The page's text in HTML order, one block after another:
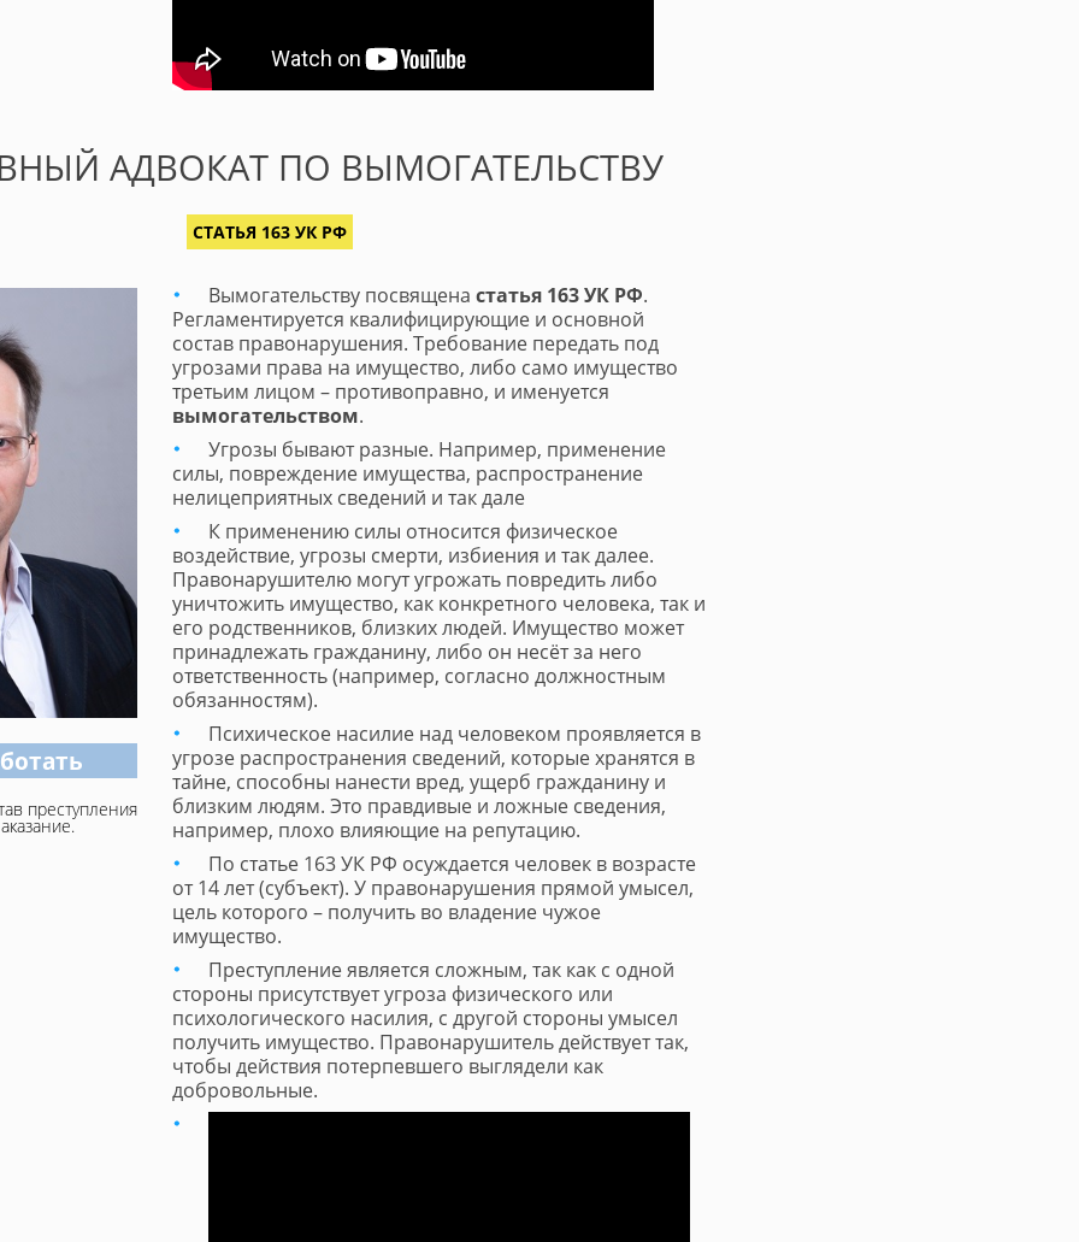
АДВОКАТ ПО ВЫМОГАТЕЛЬСТВУ
СТАТЬЯ 163 УК РФ
преступления
Вымогательству посвящена статья 163 УК РФ.
Регламентируется квалифицирующие и основной
состав правонарушения. Требование передать под
угрозами права на имущество, либо само имущество
третьим лицом – противоправно, и именуется
вымогательством.
Угрозы бывают разные. Например, применение
силы, повреждение имущества, распространение
нелицеприятных сведений и так дале
К применению силы относится физическое
воздействие, угрозы смерти, избиения и так далее.
Правонарушителю могут угрожать повредить либо
уничтожить имущество, как конкретного человека, так и
его родственников, близких людей. Имущество может
принадлежать гражданину, либо он несёт за него
ответственность (например, согласно должностным
обязанностям).
Психическое насилие над человеком проявляется в
угрозе распространения сведений, которые хранятся в
тайне, способны нанести вред, ущерб гражданину и
близким людям. Это правдивые и ложные сведения,
например, плохо влияющие на репутацию.
По статье 163 УК РФ осуждается человек в возрасте
от 14 лет (субъект). У правонарушения прямой умысел,
цель которого – получить во владение чужое
имущество.
Преступление является сложным, так как с одной
стороны присутствует угроза физического или
психологического насилия, с другой стороны умысел
получить имущество. Правонарушитель действует так,
чтобы действия потерпевшего выглядели как
добровольные.